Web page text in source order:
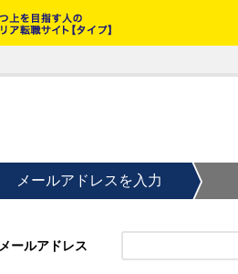
メールアドレスを入力
メールアドレス